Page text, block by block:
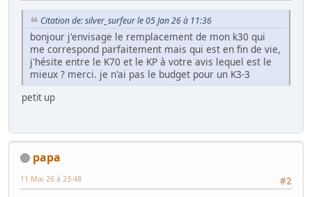
Citation de: silver_surfeur le 05 Jan 26 à 11:36
bonjour j'envisage le remplacement de mon k30 qui
me correspond parfaitement mais qui est en fin de vie,
j'hésite entre le K70 et le KP à votre avis lequel est le
mieux ? merci. je n'ai pas le budget pour un K3-3
petit up
papa
#2
11 Mai 26 à 23:48